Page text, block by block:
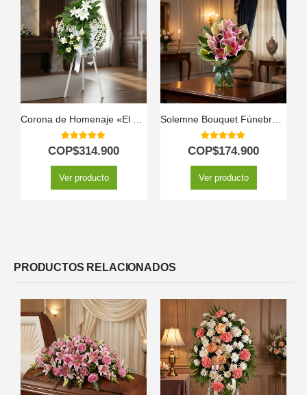
5.00out of 5
COP$314.900
Ver producto
5.00out of 5
COP$174.900
Ver producto
PRODUCTOS RELACIONADOS